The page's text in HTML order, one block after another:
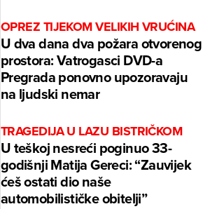
OPREZ TIJEKOM VELIKIH VRUĆINA
U dva dana dva požara otvorenog
prostora: Vatrogasci DVD-a
Pregrada ponovno upozoravaju
na ljudski nemar
TRAGEDIJA U LAZU BISTRIČKOM
U teškoj nesreći poginuo 33-
godišnji Matija Gereci: “Zauvijek
ćeš ostati dio naše
automobilističke obitelji”